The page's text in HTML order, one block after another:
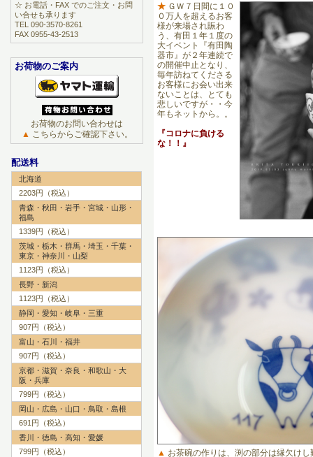
★ ＧＷ７日間に１０
０万人を超えるお客
様が来場され賑わ
う、有田１年１度の
大イベント『有田陶
器市』が２年連続で
の開催中止となり、
毎年訪ねてくださる
お客様にお会い出来
ないことは、とても
悲しいですが・・今
年もネットから。。
『コロナに負ける
な！！』
▲ お茶碗の作りは、渕の部分は縁欠け
☆ お電話・FAX でのご注文・お問
い合せも承ります
TEL 090-3570-8261
FAX 0955-43-2513
お荷物のご案内
お荷物のお問い合わせは
▲ こちらからご確認下さい。
配送料
北海道
2203円（税込）
青森・秋田・岩手・宮城・山形・
福島
1339円（税込）
茨城・栃木・群馬・埼玉・千葉・
東京・神奈川・山梨
1123円（税込）
長野・新潟
1123円（税込）
静岡・愛知・岐阜・三重
907円（税込）
富山・石川・福井
907円（税込）
京都・滋賀・奈良・和歌山・大
阪・兵庫
799円（税込）
岡山・広島・山口・鳥取・島根
691円（税込）
香川・徳島・高知・愛媛
799円（税込）